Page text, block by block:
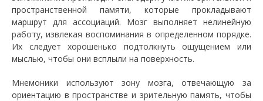
пространственной памяти, которые прокладывают
маршрут для ассоциаций. Мозг выполняет нелинейную
работу, извлекая воспоминания в определенном порядке.
Их следует хорошенько подтолкнуть ощущением или
мыслью, чтобы они всплыли на поверхность.
Мнемоники используют зону мозга, отвечающую за
ориентацию в пространстве и зрительную память, чтобы